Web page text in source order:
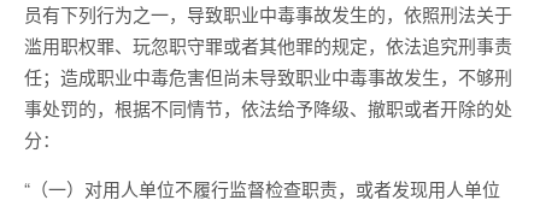
员有下列行为之一，导致职业中毒事故发生的，依照刑法关于
滥用职权罪、玩忽职守罪或者其他罪的规定，依法追究刑事责
任；造成职业中毒危害但尚未导致职业中毒事故发生，不够刑
事处罚的，根据不同情节，依法给予降级、撤职或者开除的处
分：
“（一）对用人单位不履行监督检查职责，或者发现用人单位